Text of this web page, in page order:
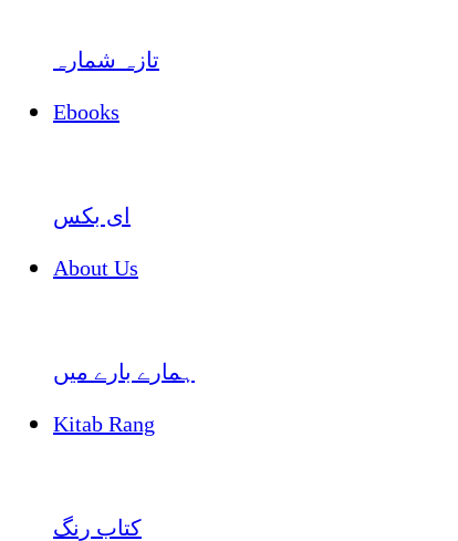
تازہ شمارہ
Ebooks
ای بکس
About Us
ہمارے بارے میں
Kitab Rang
کتاب رنگ